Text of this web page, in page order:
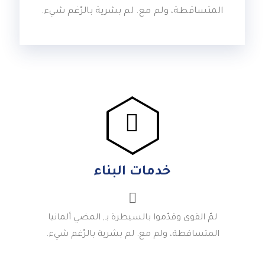
المتساقطة، ولم مع. لم بشرية بالرّغم شيء.
خدمات البناء
لمّ القوى وقدّموا بالسيطرة بـ, المضي ألمانيا
المتساقطة، ولم مع. لم بشرية بالرّغم شيء.